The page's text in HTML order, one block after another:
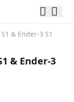
& Ender-3 S1
& Ender-3